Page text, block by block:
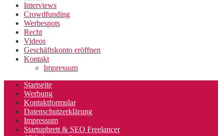
Interviews
Crowdfunding
Werbespots
Recht
Videos
Geschäftskonto eröffnen
Kontakt
Impressum
Startseite
Werbung
Kontaktformular
Datenschutzerklärung
Impressum
Startupbrett & SEO Freelancer